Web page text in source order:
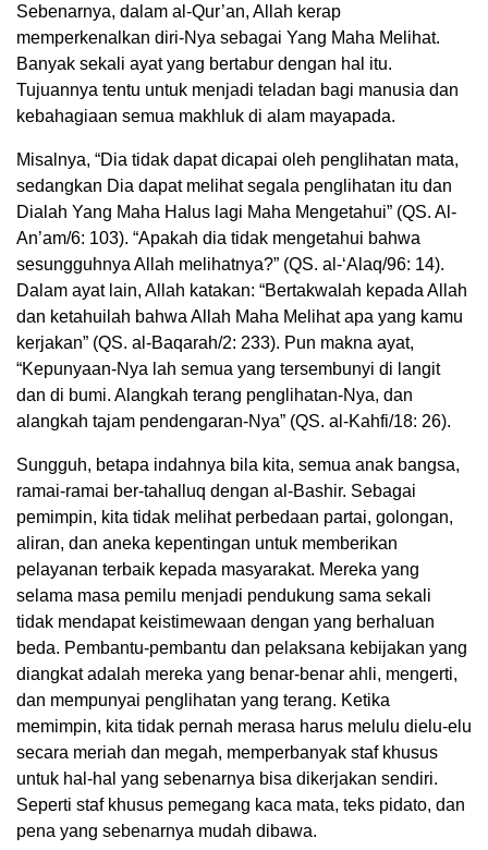
Sebenarnya, dalam al-Qur’an, Allah kerap
memperkenalkan diri-Nya sebagai Yang Maha Melihat.
Banyak sekali ayat yang bertabur dengan hal itu.
Tujuannya tentu untuk menjadi teladan bagi manusia dan
kebahagiaan semua makhluk di alam mayapada.
Misalnya, “Dia tidak dapat dicapai oleh penglihatan mata,
sedangkan Dia dapat melihat segala penglihatan itu dan
Dialah Yang Maha Halus lagi Maha Mengetahui” (QS. Al-
An’am/6: 103). “Apakah dia tidak mengetahui bahwa
sesungguhnya Allah melihatnya?” (QS. al-‘Alaq/96: 14).
Dalam ayat lain, Allah katakan: “Bertakwalah kepada Allah
dan ketahuilah bahwa Allah Maha Melihat apa yang kamu
kerjakan” (QS. al-Baqarah/2: 233). Pun makna ayat,
“Kepunyaan-Nya lah semua yang tersembunyi di langit
dan di bumi. Alangkah terang penglihatan-Nya, dan
alangkah tajam pendengaran-Nya” (QS. al-Kahfi/18: 26).
Sungguh, betapa indahnya bila kita, semua anak bangsa,
ramai-ramai ber-tahalluq dengan al-Bashir. Sebagai
pemimpin, kita tidak melihat perbedaan partai, golongan,
aliran, dan aneka kepentingan untuk memberikan
pelayanan terbaik kepada masyarakat. Mereka yang
selama masa pemilu menjadi pendukung sama sekali
tidak mendapat keistimewaan dengan yang berhaluan
beda. Pembantu-pembantu dan pelaksana kebijakan yang
diangkat adalah mereka yang benar-benar ahli, mengerti,
dan mempunyai penglihatan yang terang. Ketika
memimpin, kita tidak pernah merasa harus melulu dielu-elu
secara meriah dan megah, memperbanyak staf khusus
untuk hal-hal yang sebenarnya bisa dikerjakan sendiri.
Seperti staf khusus pemegang kaca mata, teks pidato, dan
pena yang sebenarnya mudah dibawa.